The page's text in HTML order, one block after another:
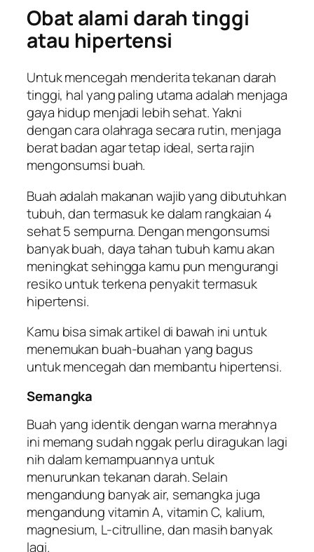
Obat alami darah tinggi
atau hipertensi
Untuk mencegah menderita tekanan darah
tinggi, hal yang paling utama adalah menjaga
gaya hidup menjadi lebih sehat. Yakni
dengan cara olahraga secara rutin, menjaga
berat badan agar tetap ideal, serta rajin
mengonsumsi buah.
Buah adalah makanan wajib yang dibutuhkan
tubuh, dan termasuk ke dalam rangkaian 4
sehat 5 sempurna. Dengan mengonsumsi
banyak buah, daya tahan tubuh kamu akan
meningkat sehingga kamu pun mengurangi
resiko untuk terkena penyakit termasuk
hipertensi.
Kamu bisa simak artikel di bawah ini untuk
menemukan buah-buahan yang bagus
untuk mencegah dan membantu hipertensi.
Semangka
Buah yang identik dengan warna merahnya
ini memang sudah nggak perlu diragukan lagi
nih dalam kemampuannya untuk
menurunkan tekanan darah. Selain
mengandung banyak air, semangka juga
mengandung vitamin A, vitamin C, kalium,
magnesium, L-citrulline, dan masih banyak
lagi.